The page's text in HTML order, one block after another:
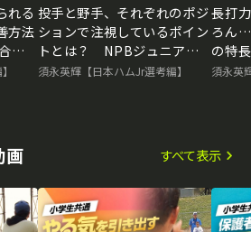
れる
方法
格
投手と野手、それぞれのポジ
ションで注視しているポイン
トとは？ NPBジュニア合
格のために必要な準備
須永英輝【日本ハムJr選考編】
長打
ろん…
の特
ア合
須永英
画 すべて表示